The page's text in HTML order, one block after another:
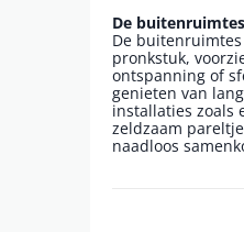
De buitenruimtes
De
pronkstuk,
ontspanning of
genieten van
installaties zoals
zeldzaam
naadloos